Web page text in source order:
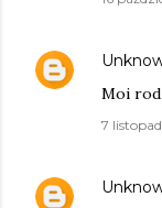
Moi
7